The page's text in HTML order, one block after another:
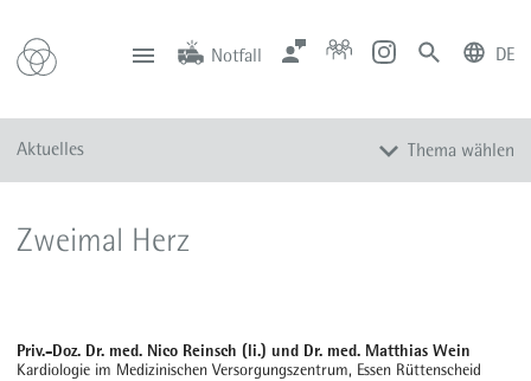
Notfall
Notfall Zentrale Anfahrt
DE
Aktuelles Thema wählen
Veranstaltungen
Zum YouTube-Kanal
Zweimal Herz
Priv.-Doz. Dr. med. Nico Reinsch (li.) und Dr. med. Matthias Wein
Kardiologie im Medizinischen Versorgungszentrum, Essen Rüttenscheid